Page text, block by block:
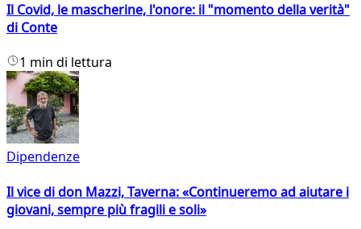
Il Covid, le mascherine, l'onore: il "momento della verità"
di Conte
1 min di lettura
Dipendenze
Il vice di don Mazzi, Taverna: «Continueremo ad aiutare i
giovani, sempre più fragili e soli»